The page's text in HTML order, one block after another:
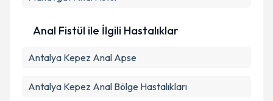
Anal Fistül ile İlgili Hastalıklar
Antalya Kepez Anal Apse
Antalya Kepez Anal Bölge Hastalıkları